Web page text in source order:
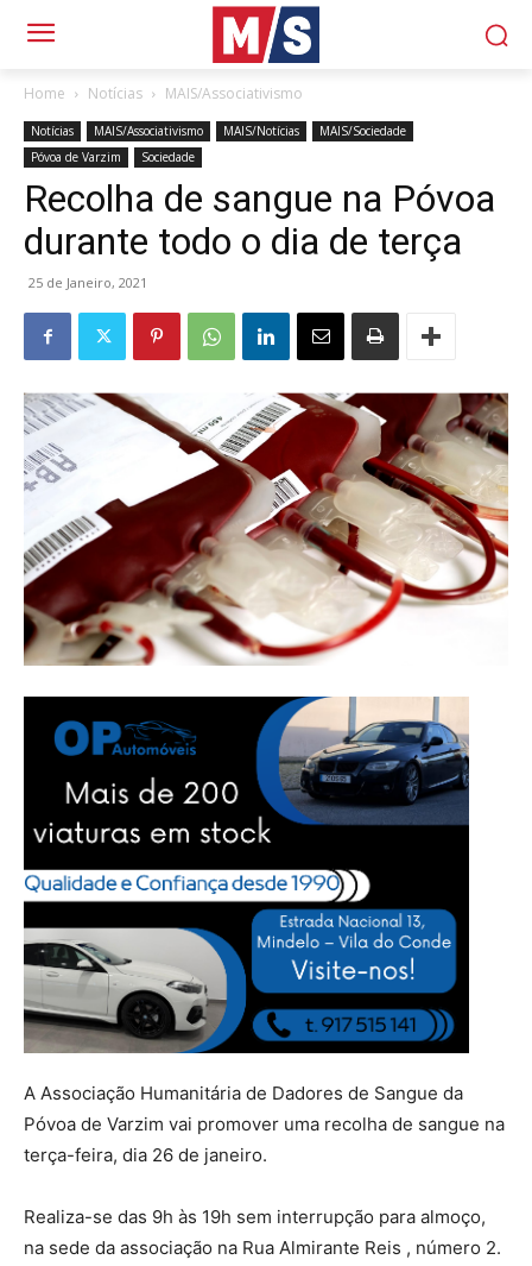
Home Notícias MAIS/Associativismo
Notícias MAIS/Associativismo MAIS/Notícias
MAIS/Sociedade
Póvoa de Varzim
Sociedade
Recolha de sangue na Póvoa
durante todo o dia de terça
25 de Janeiro, 2021
A Associação Humanitária de Dadores de Sangue da
Póvoa de Varzim vai promover uma recolha de sangue na
terça-feira, dia 26 de janeiro.
Realiza-se das 9h às 19h sem interrupção para almoço,
na sede da associação na Rua Almirante Reis , número 2.